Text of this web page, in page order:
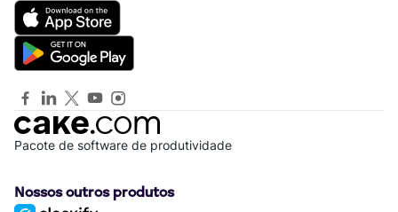
Pacote de software de produtividade
Nossos outros produtos